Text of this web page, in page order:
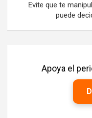
Evite que te
puede
Apoya el